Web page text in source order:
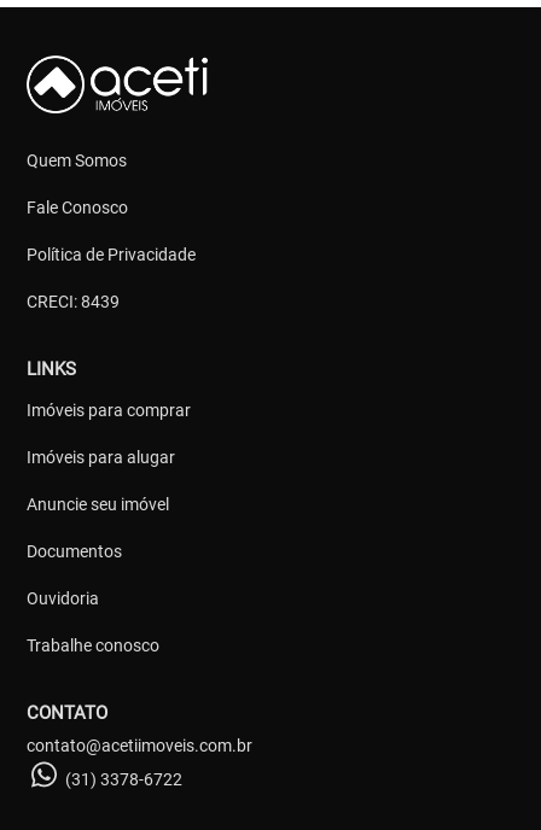
Quem Somos
Fale Conosco
Política de Privacidade
CRECI: 8439
LINKS
Imóveis para comprar
Imóveis para alugar
Anuncie seu imóvel
Documentos
Ouvidoria
Trabalhe conosco
CONTATO
contato@acetiimoveis.com.br
(31) 3378-6722